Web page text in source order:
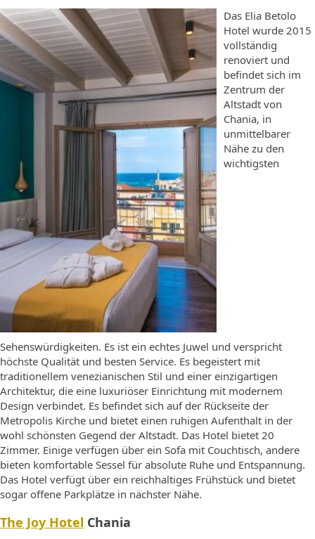
Das Elia Betolo
Hotel wurde 2015
vollständig
renoviert und
befindet sich im
Zentrum der
Altstadt von
Chania, in
unmittelbarer
Nähe zu den
wichtigsten
Sehenswürdigkeiten. Es ist ein echtes Juwel und verspricht
höchste Qualität und besten Service. Es begeistert mit
traditionellem venezianischen Stil und einer einzigartigen
Architektur, die eine luxuriöser Einrichtung mit modernem
Design verbindet. Es befindet sich auf der Rückseite der
Metropolis Kirche und bietet einen ruhigen Aufenthalt in der
wohl schönsten Gegend der Altstadt. Das Hotel bietet 20
Zimmer. Einige verfügen über ein Sofa mit Couchtisch, andere
bieten komfortable Sessel für absolute Ruhe und Entspannung.
Das Hotel verfügt über ein reichhaltiges Frühstück und bietet
sogar offene Parkplätze in nächster Nähe.
The Joy Hotel Chania